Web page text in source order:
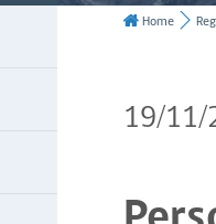
Home
19/